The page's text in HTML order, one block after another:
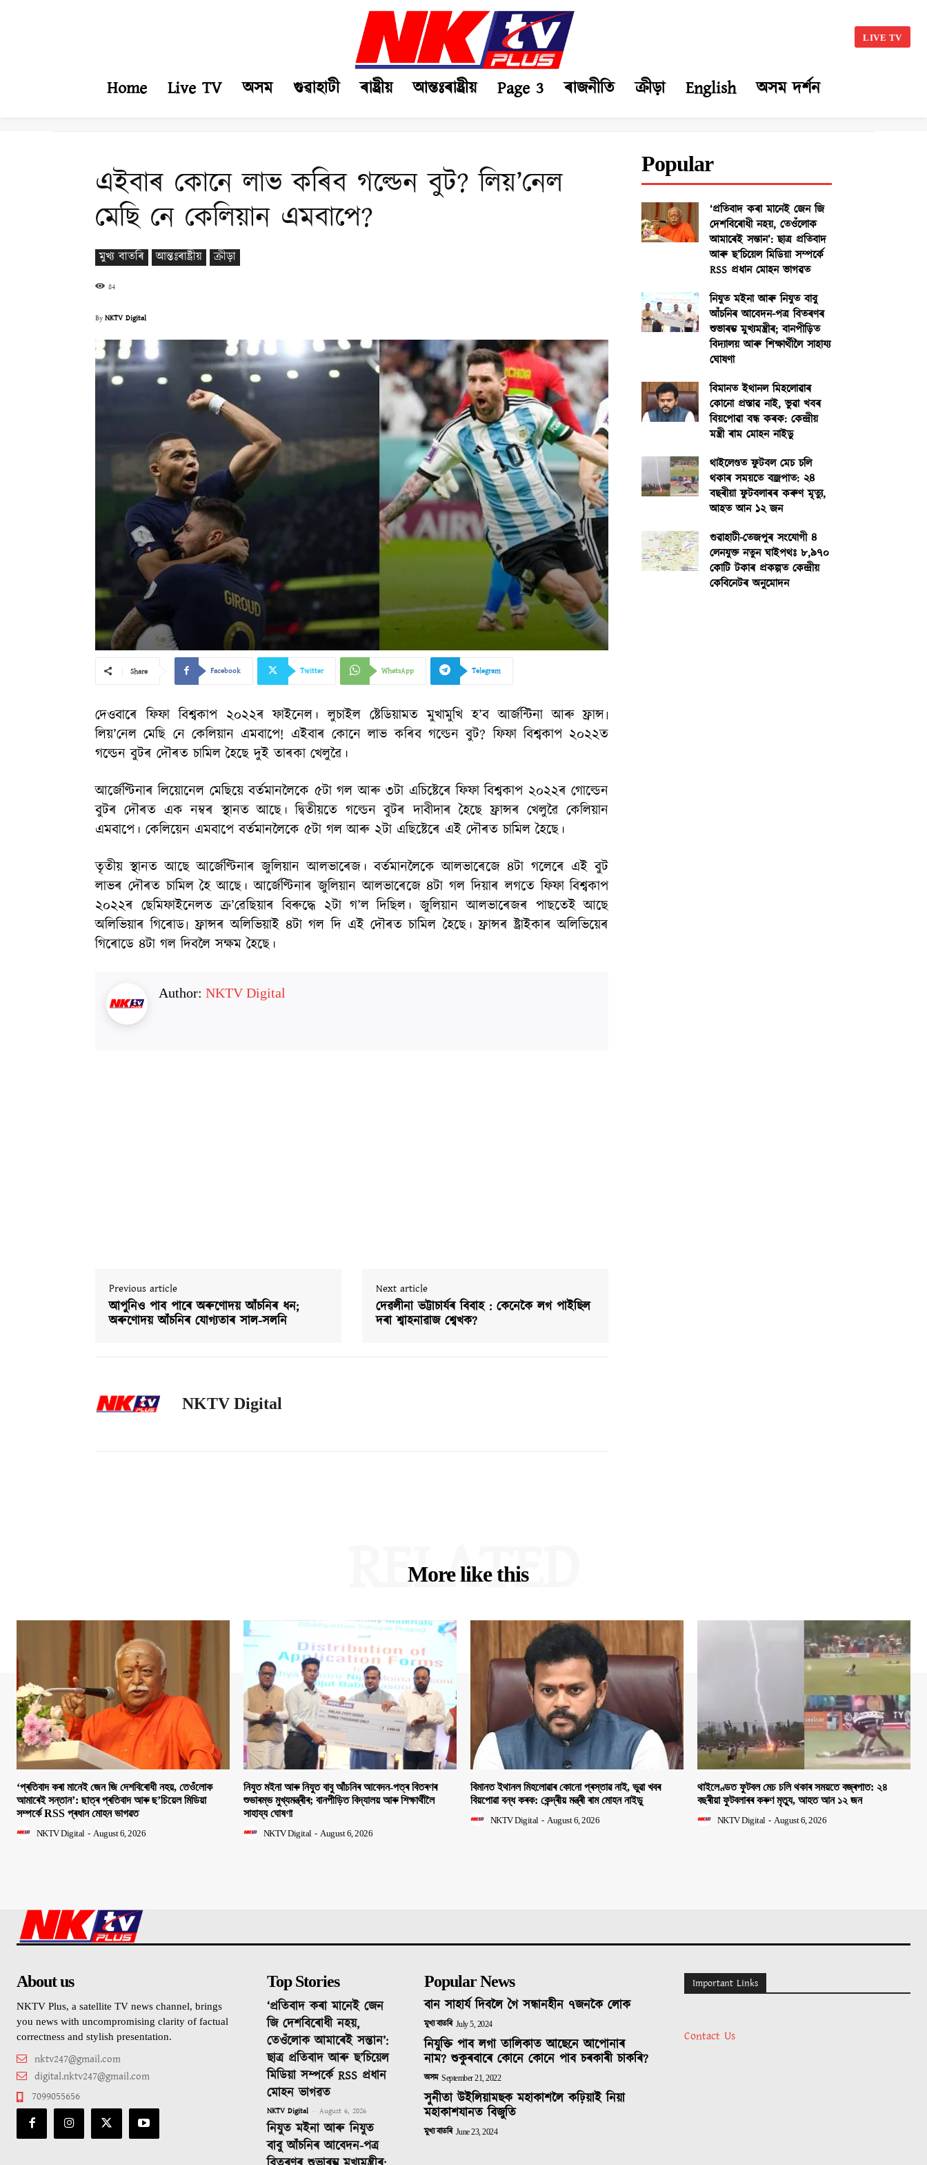
LIVE TV
Home Live TV অসম গুৱাহাটী ৰাষ্ট্ৰীয় আন্তঃৰাষ্ট্ৰীয় Page 3 ৰাজনীতি ক্ৰীড়া English অসম দৰ্শন
এইবাৰ কোনে লাভ কৰিব গল্ডেন বুট? লিয়’নেল
মেছি নে কেলিয়ান এমবাপে?
মুখ্য বাতৰি আন্তঃৰাষ্ট্ৰীয় ক্ৰীড়া
84
ByNKTV Digital
Share Facebook Twitter WhatsApp Telegram
দেওবাৰে ফিফা বিশ্বকাপ ২০২২ৰ ফাইনেল। লুচাইল ষ্টেডিয়ামত মুখামুখি হ’ব আৰ্জন্টিনা আৰু ফ্ৰান্স৷
লিয়’নেল মেছি নে কেলিয়ান এমবাপে! এইবাৰ কোনে লাভ কৰিব গল্ডেন বুট? ফিফা বিশ্বকাপ ২০২২ত
গল্ডেন বুটৰ দৌৰত চামিল হৈছে দুই তাৰকা খেলুৱৈ।
আৰ্জেণ্টিনাৰ লিয়োনেল মেছিয়ে বৰ্তমানলৈকে ৫টা গল আৰু ৩টা এচিষ্টেৰে ফিফা বিশ্বকাপ ২০২২ৰ গোল্ডেন
বুটৰ দৌৰত এক নম্বৰ স্থানত আছে। দ্বিতীয়তে গল্ডেন বুটৰ দাবীদাৰ হৈছে ফ্ৰান্সৰ খেলুৱৈ কেলিয়ান
এমবাপে। কেলিয়েন এমবাপে বৰ্তমানলৈকে ৫টা গল আৰু ২টা এছিষ্টেৰে এই দৌৰত চামিল হৈছে।
তৃতীয় স্থানত আছে আৰ্জেণ্টিনাৰ জুলিয়ান আলভাৰেজ। বর্তমানলৈকে আলভাৰেজে ৪টা গলেৰে এই বুট
লাভৰ দৌৰত চামিল হৈ আছে। আৰ্জেণ্টিনাৰ জুলিয়ান আলভাৰেজে ৪টা গল দিয়াৰ লগতে ফিফা বিশ্বকাপ
২০২২ৰ ছেমিফাইনেলত ক্ৰ’ৱেছিয়াৰ বিৰুদ্ধে ২টা গ’ল দিছিল। জুলিয়ান আলভাৰেজৰ পাছতেই আছে
অলিভিয়াৰ গিৰোড৷ ফ্ৰান্সৰ অলিভিয়াই ৪টা গল দি এই দৌৰত চামিল হৈছে। ফ্ৰান্সৰ ষ্ট্ৰাইকাৰ অলিভিয়েৰ
গিৰোডে ৪টা গল দিবলৈ সক্ষম হৈছে।
Author: NKTV Digital
Previous article
আপুনিও পাব পাৰে অৰুণোদয় আঁচনিৰ ধন;
অৰুণোদয় আঁচনিৰ যোগ্যতাৰ সাল-সলনি
Next article
দেৱলীনা ভট্টাচাৰ্যৰ বিবাহ : কেনেকৈ লগ পাইছিল
দৰা শ্বাহনাৱাজ শ্বেখক?
NKTV Digital
Popular
‘প্ৰতিবাদ কৰা মানেই জেন জি
দেশবিৰোধী নহয়, তেওঁলোক
আমাৰেই সন্তান’: ছাত্ৰ প্ৰতিবাদ
আৰু ছ’চিয়েল মিডিয়া সম্পৰ্কে
RSS প্ৰধান মোহন ভাগৱত
নিযুত মইনা আৰু নিযুত বাবু
আঁচনিৰ আবেদন-পত্ৰ বিতৰণৰ
শুভাৰম্ভ মুখ্যমন্ত্ৰীৰ; বানপীড়িত
বিদ্যালয় আৰু শিক্ষাৰ্থীলৈ সাহায্য
ঘোষণা
বিমানত ইথানল মিহলোৱাৰ
কোনো প্ৰস্তাৱ নাই, ভুৱা খবৰ
বিয়পোৱা বন্ধ কৰক: কেন্দ্ৰীয়
মন্ত্ৰী ৰাম মোহন নাইডু
থাইলেণ্ডত ফুটবল মেচ চলি
থকাৰ সময়তে বজ্ৰপাত: ২৪
বছৰীয়া ফুটবলাৰৰ কৰুণ মৃত্যু,
আহত আন ১২ জন
গুৱাহাটী-তেজপুৰ সংযোগী ৪
লেনযুক্ত নতুন ঘাইপথঃ ৮,৯৭০
কোটি টকাৰ প্ৰকল্পত কেন্দ্ৰীয়
কেবিনেটৰ অনুমোদন
More like this
RELATED
‘প্ৰতিবাদ কৰা মানেই জেন জি দেশবিৰোধী নহয়, তেওঁলোক
আমাৰেই সন্তান’: ছাত্ৰ প্ৰতিবাদ আৰু ছ’চিয়েল মিডিয়া
সম্পৰ্কে RSS প্ৰধান মোহন ভাগৱত
NKTV Digital - August 6, 2026
নিযুত মইনা আৰু নিযুত বাবু আঁচনিৰ আবেদন-পত্ৰ বিতৰণৰ
শুভাৰম্ভ মুখ্যমন্ত্ৰীৰ; বানপীড়িত বিদ্যালয় আৰু শিক্ষাৰ্থীলৈ
সাহায্য ঘোষণা
NKTV Digital - August 6, 2026
বিমানত ইথানল মিহলোৱাৰ কোনো প্ৰস্তাৱ নাই, ভুৱা খবৰ
বিয়পোৱা বন্ধ কৰক: কেন্দ্ৰীয় মন্ত্ৰী ৰাম মোহন নাইডু
NKTV Digital - August 6, 2026
থাইলেণ্ডত ফুটবল মেচ চলি থকাৰ সময়তে বজ্ৰপাত: ২৪
বছৰীয়া ফুটবলাৰৰ কৰুণ মৃত্যু, আহত আন ১২ জন
NKTV Digital - August 6, 2026
About us
NKTV Plus, a satellite TV news channel, brings
you news with uncompromising clarity of factual
correctness and stylish presentation.
nktv247@gmail.com
digital.nktv247@gmail.com
7099055656
Top Stories
‘প্ৰতিবাদ কৰা মানেই জেন
জি দেশবিৰোধী নহয়,
তেওঁলোক আমাৰেই সন্তান’:
ছাত্ৰ প্ৰতিবাদ আৰু ছ’চিয়েল
মিডিয়া সম্পৰ্কে RSS প্ৰধান
মোহন ভাগৱত
NKTV Digital - August 6, 2026
নিযুত মইনা আৰু নিযুত
বাবু আঁচনিৰ আবেদন-পত্ৰ
Popular News
বান সাহাৰ্য দিবলৈ গৈ সন্ধানহীন ৭জনকৈ লোক
মুখ্য বাতৰি July 5, 2024
নিযুক্তি পাব লগা তালিকাত আছেনে আপোনাৰ
নাম? শুকুৰবাৰে কোনে কোনে পাব চৰকাৰী চাকৰি?
অসম September 21, 2022
সুনীতা উইলিয়ামছক মহাকাশলৈ কঢ়িয়াই নিয়া
মহাকাশযানত বিজুতি
মুখ্য বাতৰি June 23, 2024
Important Links
Contact Us